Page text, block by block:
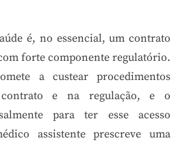
é, no essencial, um contrato
forte componente regulatório.
a custear procedimentos
e na regulação, e o
para ter esse acesso
assistente prescreve uma